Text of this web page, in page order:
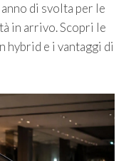
di svolta per le
in arrivo. Scopri le
hybrid e i vantaggi di